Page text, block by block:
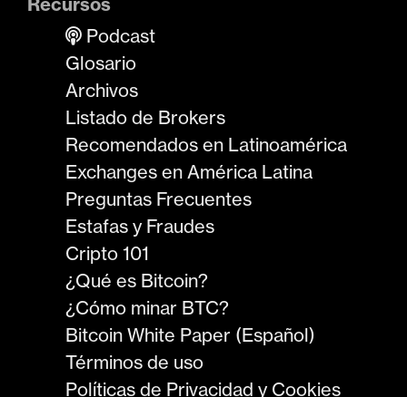
Podcast
Glosario
Archivos
Listado de Brokers
Recomendados en Latinoamérica
Exchanges en América Latina
Preguntas Frecuentes
Estafas y Fraudes
Cripto 101
¿Qué es Bitcoin?
¿Cómo minar BTC?
Bitcoin White Paper (Español)
Términos de uso
Políticas de Privacidad y Cookies